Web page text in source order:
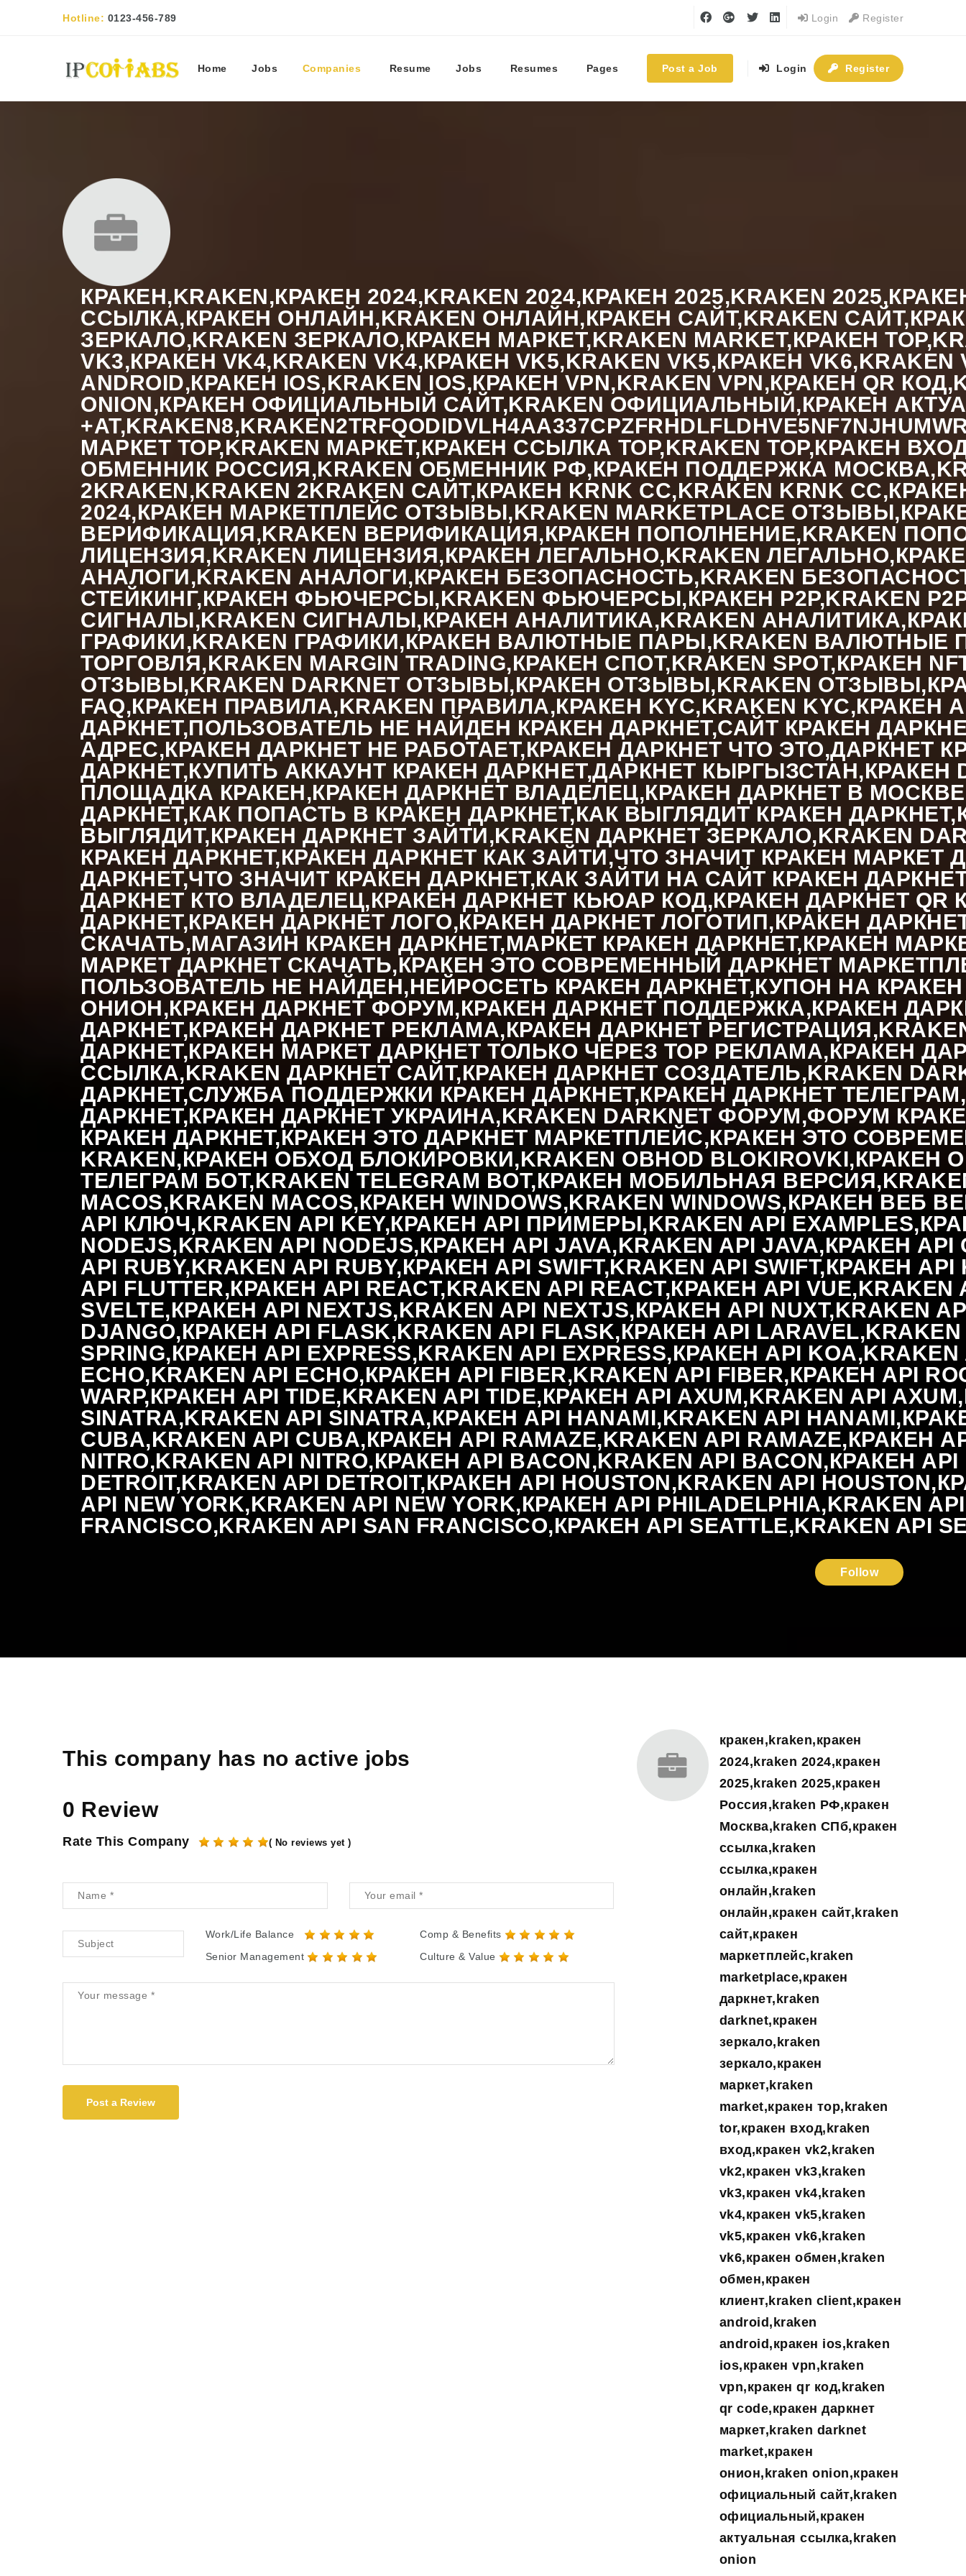
Hotline: 0123-456-789 Login Register
Home Jobs Companies Resume Jobs Resumes Pages Post a Job Login Register
КРАКЕН,KRAKEN,КРАКЕН 2024,KRAKEN 2024,КРАКЕН 2025,KRAKEN
ССЫЛКА,КРАКЕН ОНЛАЙН,KRAKEN ОНЛАЙН,КРАКЕН САЙТ,KRAKEN
ЗЕРКАЛО,KRAKEN ЗЕРКАЛО,КРАКЕН МАРКЕТ,KRAKEN MARKET,КРАКЕН
VK3,КРАКЕН VK4,KRAKEN VK4,КРАКЕН VK5,KRAKEN VK5,КРАКЕН
ANDROID,КРАКЕН IOS,KRAKEN IOS,КРАКЕН VPN,KRAKEN VPN,КРАКЕН QR
ONION,КРАКЕН ОФИЦИАЛЬНЫЙ САЙТ,KRAKEN ОФИЦИАЛЬНЫЙ,КРАКЕН
МАРКЕТ ТОР,KRAKEN МАРКЕТ,КРАКЕН ССЫЛКА ТОР,KRAKEN ТОР,КРАКЕН
ОБМЕННИК РОССИЯ,KRAKEN ОБМЕННИК РФ,КРАКЕН ПОДДЕРЖКА
2KRAKEN,KRAKEN 2KRAKEN САЙТ,КРАКЕН KRNK CC,KRAKEN KRNK
2024,КРАКЕН МАРКЕТПЛЕЙС ОТЗЫВЫ,KRAKEN MARKETPLACE
ВЕРИФИКАЦИЯ,KRAKEN ВЕРИФИКАЦИЯ,КРАКЕН ПОПОЛНЕНИЕ,KRAKEN
ЛИЦЕНЗИЯ,KRAKEN ЛИЦЕНЗИЯ,КРАКЕН ЛЕГАЛЬНО,KRAKEN
АНАЛОГИ,KRAKEN АНАЛОГИ,КРАКЕН БЕЗОПАСНОСТЬ,KRAKEN
СТЕЙКИНГ,КРАКЕН ФЬЮЧЕРСЫ,KRAKEN ФЬЮЧЕРСЫ,КРАКЕН P2P,KRAKEN
СИГНАЛЫ,KRAKEN СИГНАЛЫ,КРАКЕН АНАЛИТИКА,KRAKEN
ГРАФИКИ,KRAKEN ГРАФИКИ,КРАКЕН ВАЛЮТНЫЕ ПАРЫ,KRAKEN
ТОРГОВЛЯ,KRAKEN MARGIN TRADING,КРАКЕН СПОТ,KRAKEN SPOT,КРАКЕН
ОТЗЫВЫ,KRAKEN DARKNET ОТЗЫВЫ,КРАКЕН ОТЗЫВЫ,KRAKEN
FAQ,КРАКЕН ПРАВИЛА,KRAKEN ПРАВИЛА,КРАКЕН KYC,KRAKEN
ДАРКНЕТ,ПОЛЬЗОВАТЕЛЬ НЕ НАЙДЕН КРАКЕН ДАРКНЕТ,САЙТ КРАКЕН
АДРЕС,КРАКЕН ДАРКНЕТ НЕ РАБОТАЕТ,КРАКЕН ДАРКНЕТ ЧТО ЭТО,ДАРКНЕТ
ДАРКНЕТ,КУПИТЬ АККАУНТ КРАКЕН ДАРКНЕТ,ДАРКНЕТ
ПЛОЩАДКА КРАКЕН,КРАКЕН ДАРКНЕТ ВЛАДЕЛЕЦ,КРАКЕН ДАРКНЕТ В
ДАРКНЕТ,КАК ПОПАСТЬ В КРАКЕН ДАРКНЕТ,КАК ВЫГЛЯДИТ КРАКЕН
ВЫГЛЯДИТ,КРАКЕН ДАРКНЕТ ЗАЙТИ,KRAKEN ДАРКНЕТ ЗЕРКАЛО,KRAKEN
КРАКЕН ДАРКНЕТ,КРАКЕН ДАРКНЕТ КАК ЗАЙТИ,ЧТО ЗНАЧИТ КРАКЕН
ДАРКНЕТ,ЧТО ЗНАЧИТ КРАКЕН ДАРКНЕТ,КАК ЗАЙТИ НА САЙТ КРАКЕН
ДАРКНЕТ КТО ВЛАДЕЛЕЦ,КРАКЕН ДАРКНЕТ КЬЮАР КОД,КРАКЕН ДАРКНЕТ
ДАРКНЕТ,КРАКЕН ДАРКНЕТ ЛОГО,КРАКЕН ДАРКНЕТ ЛОГОТИП,КРАКЕН
СКАЧАТЬ,МАГАЗИН КРАКЕН ДАРКНЕТ,МАРКЕТ КРАКЕН ДАРКНЕТ,КРАКЕН
МАРКЕТ ДАРКНЕТ СКАЧАТЬ,КРАКЕН ЭТО СОВРЕМЕННЫЙ ДАРКНЕТ
ПОЛЬЗОВАТЕЛЬ НЕ НАЙДЕН,НЕЙРОСЕТЬ КРАКЕН ДАРКНЕТ,КУПОН НА
ОНИОН,КРАКЕН ДАРКНЕТ ФОРУМ,КРАКЕН ДАРКНЕТ ПОДДЕРЖКА,КРАКЕН
ДАРКНЕТ,КРАКЕН ДАРКНЕТ РЕКЛАМА,КРАКЕН ДАРКНЕТ
ДАРКНЕТ,КРАКЕН МАРКЕТ ДАРКНЕТ ТОЛЬКО ЧЕРЕЗ ТОР РЕКЛАМА,КРАКЕН
ССЫЛКА,KRAKEN ДАРКНЕТ САЙТ,КРАКЕН ДАРКНЕТ СОЗДАТЕЛЬ,KRAKEN
ДАРКНЕТ,СЛУЖБА ПОДДЕРЖКИ КРАКЕН ДАРКНЕТ,КРАКЕН ДАРКНЕТ
ДАРКНЕТ,КРАКЕН ДАРКНЕТ УКРАИНА,KRAKEN DARKNET ФОРУМ,ФОРУМ
КРАКЕН ДАРКНЕТ,КРАКЕН ЭТО ДАРКНЕТ МАРКЕТПЛЕЙС,КРАКЕН ЭТО
KRAKEN,КРАКЕН ОБХОД БЛОКИРОВКИ,KRAKEN OBHOD BLOKIROVKI,КРАКЕН
ТЕЛЕГРАМ БОТ,KRAKEN TELEGRAM BOT,КРАКЕН МОБИЛЬНАЯ
MACOS,KRAKEN MACOS,КРАКЕН WINDOWS,KRAKEN WINDOWS,КРАКЕН
API КЛЮЧ,KRAKEN API KEY,КРАКЕН API ПРИМЕРЫ,KRAKEN API
NODEJS,KRAKEN API NODEJS,КРАКЕН API JAVA,KRAKEN API JAVA,КРАКЕН
API RUBY,KRAKEN API RUBY,КРАКЕН API SWIFT,KRAKEN API SWIFT,КРАКЕН
API FLUTTER,КРАКЕН API REACT,KRAKEN API REACT,КРАКЕН API
SVELTE,КРАКЕН API NEXTJS,KRAKEN API NEXTJS,КРАКЕН API NUXT,KRAKEN
DJANGO,КРАКЕН API FLASK,KRAKEN API FLASK,КРАКЕН API
SPRING,КРАКЕН API EXPRESS,KRAKEN API EXPRESS,КРАКЕН API
ECHO,KRAKEN API ECHO,КРАКЕН API FIBER,KRAKEN API FIBER,КРАКЕН API
WARP,КРАКЕН API TIDE,KRAKEN API TIDE,КРАКЕН API AXUM,KRAKEN API
SINATRA,KRAKEN API SINATRA,КРАКЕН API HANAMI,KRAKEN API
CUBA,KRAKEN API CUBA,КРАКЕН API RAMAZE,KRAKEN API RAMAZE,КРАКЕН
NITRO,KRAKEN API NITRO,КРАКЕН API BACON,KRAKEN API BACON,КРАКЕН
DETROIT,KRAKEN API DETROIT,КРАКЕН API HOUSTON,KRAKEN API
API NEW YORK,KRAKEN API NEW YORK,КРАКЕН API PHILADELPHIA,KRAKEN
FRANCISCO,KRAKEN API SAN FRANCISCO,КРАКЕН API SEATTLE,KRAKEN API
Follow
This company has no active jobs
0 Review
Rate This Company ( No reviews yet )
Work/Life Balance
Comp & Benefits
Senior Management
Culture & Value
Post a Review
кракен,kraken,кракен
2024,kraken 2024,кракен
2025,kraken 2025,кракен
Россия,kraken РФ,кракен
Москва,kraken СПб,кракен
ссылка,kraken
ссылка,кракен
онлайн,kraken
онлайн,кракен сайт,kraken
сайт,кракен
маркетплейс,kraken
marketplace,кракен
даркнет,kraken
darknet,кракен
зеркало,kraken
зеркало,кракен
маркет,kraken
market,кракен тор,kraken
tor,кракен вход,kraken
вход,кракен vk2,kraken
vk2,кракен vk3,kraken
vk3,кракен vk4,kraken
vk4,кракен vk5,kraken
vk5,кракен vk6,kraken
vk6,кракен обмен,kraken
обмен,кракен
клиент,kraken client,кракен
android,kraken
android,кракен ios,kraken
ios,кракен vpn,kraken
vpn,кракен qr код,kraken
qr code,кракен даркнет
маркет,kraken darknet
market,кракен
онион,kraken onion,кракен
официальный сайт,kraken
официальный,кракен
актуальная ссылка,kraken
onion